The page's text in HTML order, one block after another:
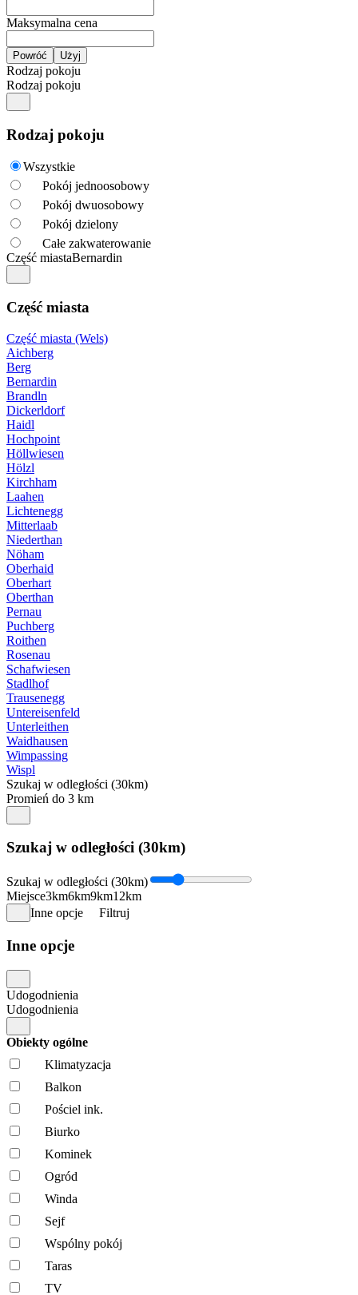
Maksymalna cena
Rodzaj pokoju
Rodzaj pokoju
Rodzaj pokoju
Wszystkie
Pokój jednoosobowy
Pokój dwuosobowy
Pokój dzielony
Całe zakwaterowanie
Część miastaBernardin
Część miasta
Część miasta (Wels)
Aichberg
Berg
Bernardin
Brandln
Dickerldorf
Haidl
Hochpoint
Höllwiesen
Hölzl
Kirchham
Laahen
Lichtenegg
Mitterlaab
Niederthan
Nöham
Oberhaid
Oberhart
Oberthan
Pernau
Puchberg
Roithen
Rosenau
Schafwiesen
Stadlhof
Trausenegg
Untereisenfeld
Unterleithen
Waidhausen
Wimpassing
Wispl
Szukaj w odległości (30km)
Promień do 3 km
Szukaj w odległości (30km)
Szukaj w odległości (30km)
Miejsce3km6km9km12km
Inne opcje
Filtruj
Inne opcje
Udogodnienia
Udogodnienia
Obiekty ogólne
Klimatyzacja
Balkon
Pościel ink.
Biurko
Kominek
Ogród
Winda
Sejf
Wspólny pokój
Taras
TV